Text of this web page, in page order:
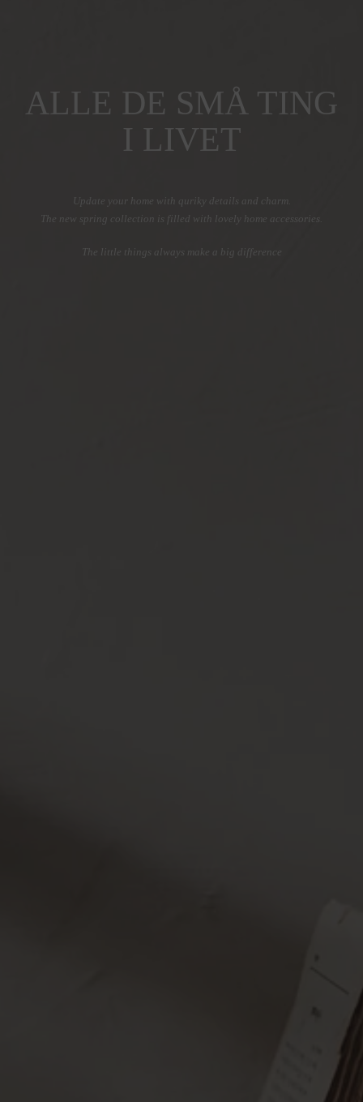
ALLE DE SMÅ TING
I LIVET
Update your home with quriky details and charm.
The new spring collection is filled with lovely home accessories.
The little things always make a big difference